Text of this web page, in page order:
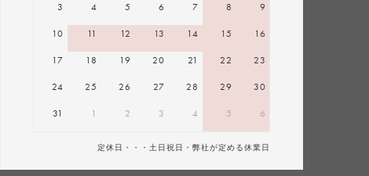
3 4 5 6 7 8 9
10 11 12 13 14 15 16
17 18 19 20 21 22 23
24 25 26 27 28 29 30
31 1 2 3 4 5 6
定休日・・・土日祝日・弊社が定める休業日